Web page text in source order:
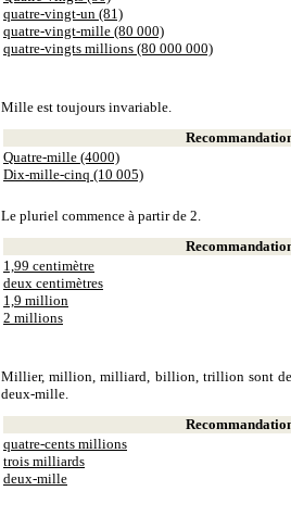
quatre-vingt-un (81)
quatre-vingt-mille (80 000)
quatre-vingts millions (80 000 000)
Mille est toujours invariable.
Quatre-mille (4000)
Dix-mille-cinq (10 005)
Le pluriel commence à partir de 2.
1,99 centimètre
deux centimètres
1,9 million
2 millions
Millier, million, milliard, billion, trillion sont des
deux-mille.
quatre-cents millions
trois milliards
deux-mille